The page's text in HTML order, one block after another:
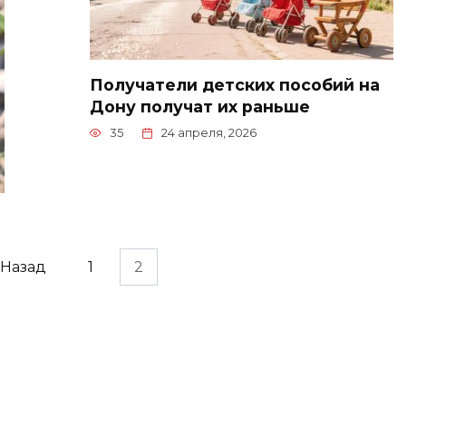
Получатели детских пособий на
Дону получат их раньше
35 24 апреля, 2026
Назад 1 2